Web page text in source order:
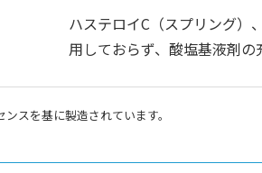
ハステロイC（スプリング）
用しておらず、酸塩基液剤の
スを基に製造されています。